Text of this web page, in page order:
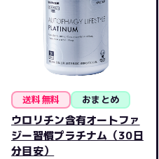
送料無料 おまとめ
ウロリチン含有オートファ
ジー習慣プラチナム（30日
分目安）